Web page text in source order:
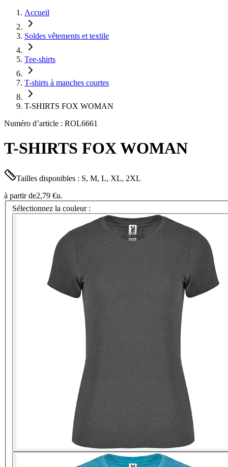
Accueil
Soldes vêtements et textile
Tee-shirts
T-shirts à manches courtes
T-SHIRTS FOX WOMAN
Numéro d’article : ROL6661
T-SHIRTS FOX WOMAN
Tailles disponibles : S, M, L, XL, 2XL
à partir de2,79 €u.
Sélectionnez la couleur :